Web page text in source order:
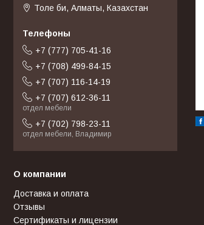
Толе би, Алматы, Казахстан
+7 (777) 705-41-16
+7 (708) 499-84-15
+7 (707) 116-14-19
+7 (707) 612-36-11
отдел мебели
+7 (702) 798-23-11
отдел мебели, Владимир
О компании
Доставка и оплата
Отзывы
Сертификаты и лицензии